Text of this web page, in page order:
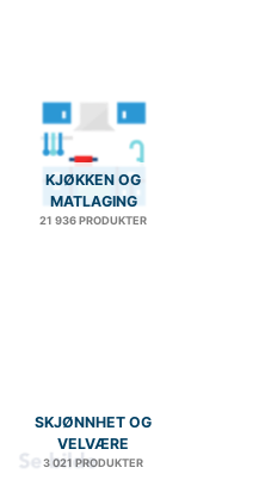
KJØKKEN OG
MATLAGING
21 936 PRODUKTER
SKJØNNHET OG
VELVÆRE
3 021 PRODUKTER